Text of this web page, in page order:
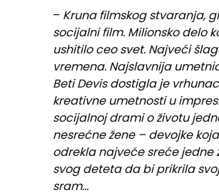
– Kruna filmskog stvaranja,
socijalni film. Milionsko delo
ushitilo ceo svet. Najveći
vremena. Najslavnija
Beti Devis dostigla je
kreativne umetnosti u
socijalnoj drami o životu
nesrećne žene – devojke
odrekla najveće sreće jedne
svog deteta da bi prikrila
sram…